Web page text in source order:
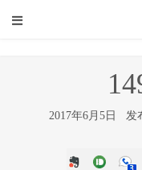
2017年6月5日 发